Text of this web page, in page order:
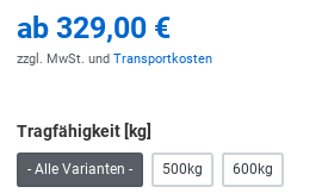
ab 329,00 €
zzgl. MwSt. und Transportkosten
Tragfähigkeit [kg]
- Alle Varianten - 500kg 600kg